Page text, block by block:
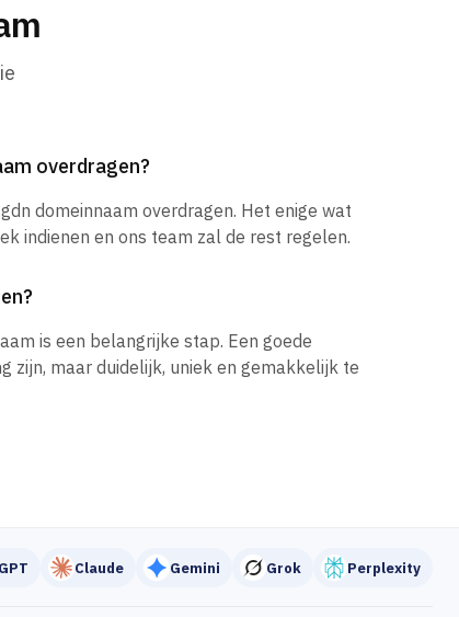
overdragen?
domeinnaam overdragen. Het enige wat
indienen en ons team zal de rest regelen.
is een belangrijke stap. Een goede
zijn, maar duidelijk, uniek en gemakkelijk te
Claude Gemini Grok Perplexity